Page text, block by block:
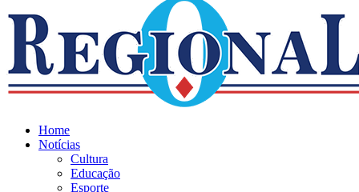
Home
Notícias
Cultura
Educação
Esporte